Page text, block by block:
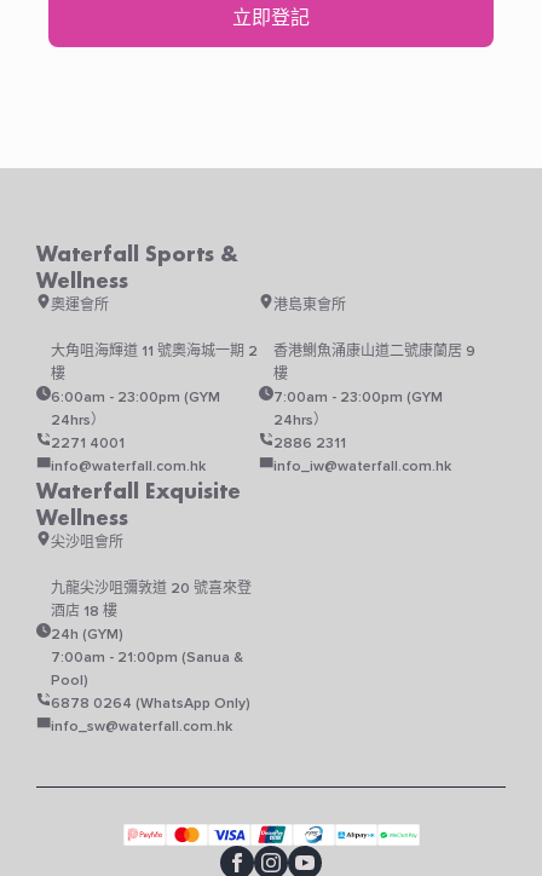
立即登記
Waterfall Sports &
Wellness
奧運會所
大角咀海輝道 11 號奧海城一期 2
樓
6:00am - 23:00pm (GYM
24hrs）
2271 4001
info@waterfall.com.hk
港島東會所
香港鰂魚涌康山道二號康蘭居 9
樓
7:00am - 23:00pm (GYM
24hrs）
2886 2311
info_iw@waterfall.com.hk
Waterfall Exquisite
Wellness
尖沙咀會所
九龍尖沙咀彌敦道 20 號喜來登
酒店 18 樓
24h (GYM)
7:00am - 21:00pm (Sanua &
Pool)
6878 0264 (WhatsApp Only)
info_sw@waterfall.com.hk